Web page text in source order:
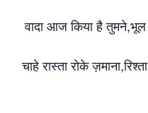
वादा आज किया है तुमने,भूल
चाहे रास्ता रोके ज़माना,रिश्ता